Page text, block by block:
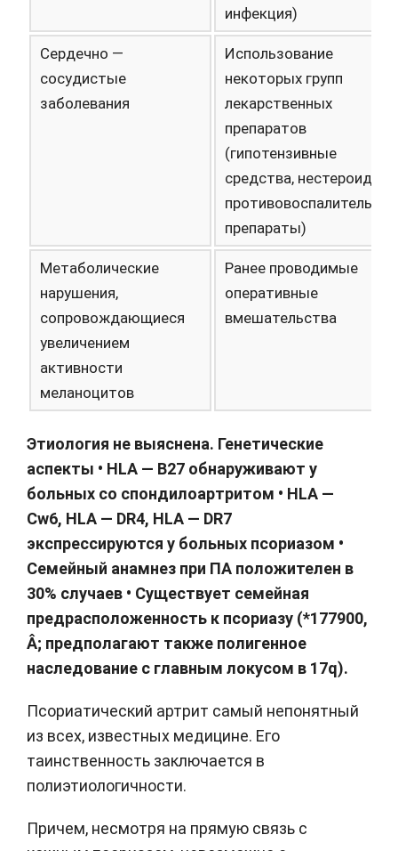
инфекция)
Сердечно —
сосудистые
заболевания
Использование
некоторых групп
лекарственных
препаратов
(гипотензивные
средства,
препараты)
Метаболические
нарушения,
сопровождающиеся
увеличением
активности
меланоцитов
Ранее проводимые
оперативные
вмешательства
Этиология не выяснена. Генетические
аспекты • НLА — В27 обнаруживают у
больных со спондилоартритом • НLА —
Сw6, НLА — DR4, НLА — DR7
экспрессируются у больных псориазом •
Семейный анамнез при ПА положителен в
30% случаев • Существует семейная
предрасположенность к псориазу (*177900,
Â; предполагают также полигенное
наследование с главным локусом в 17q).
Псориатический артрит самый непонятный
из всех, известных медицине. Его
таинственность заключается в
полиэтиологичности.
Причем, несмотря на прямую связь с